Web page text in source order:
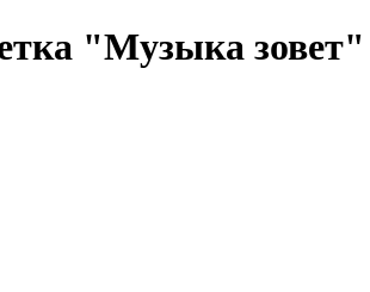
"Музыка